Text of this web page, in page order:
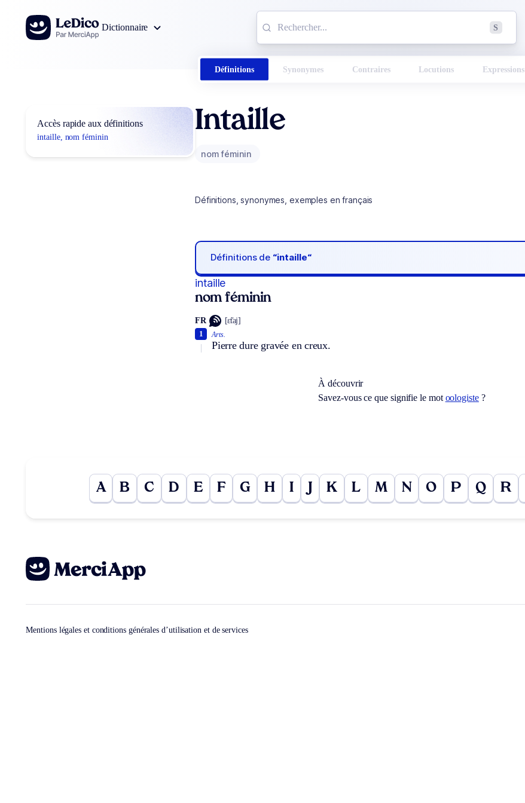
Aller au contenu
Dictionnaire
S
Définitions Synonymes Contraires Locutions Expressions
Accès rapide aux définitions
intaille, nom féminin
Intaille
nom féminin
Définitions, synonymes, exemples en français
Définitions de “intaille“
intaille
nom féminin
FR [ɛ̃taj]
Arts.
Pierre dure gravée en creux.
1
À découvrir
Savez-vous ce que signifie le mot oologiste?
A B C D E F G H I K L M N O P Q R
Mentions légales et conditions générales d’utilisation et de services